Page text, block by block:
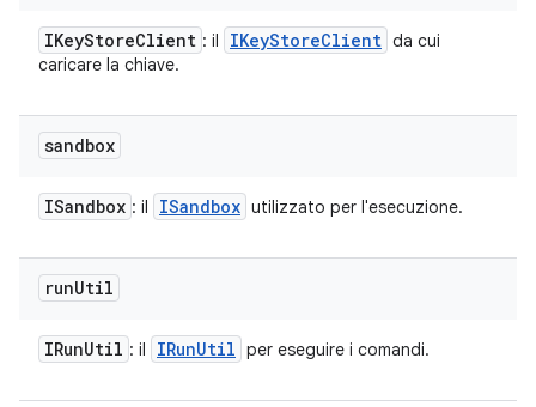
IKeyStoreClient : il IKeyStoreClient da cui
caricare la chiave.
sandbox
ISandbox : il ISandbox utilizzato per l'esecuzione.
runUtil
IRunUtil : il IRunUtil per eseguire i comandi.